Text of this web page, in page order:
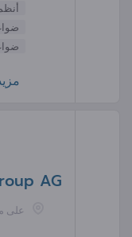
AG
على